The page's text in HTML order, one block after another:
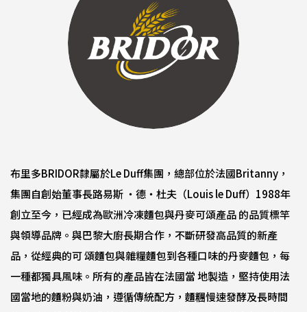
布里多BRIDOR隸屬於Le Duff集團，總部位於法國Britanny，
集團自創始董事長路易斯 ‧德‧杜夫（Louis le Duff）1988年
創立至今，已經成為歐洲冷凍麵包與丹麥可頌產品 的品質標竿
與領導品牌。與巴黎大廚長期合作，不斷研發高品質的新產
品，從經典的可 頌麵包與雜糧麵包到各種口味的丹麥麵包，每
一種都獨具風味。所有的產品皆在法國當 地製造，堅持使用法
國當地的麵粉與奶油，遵循傳統配方，麵糰慢速發酵及長時間